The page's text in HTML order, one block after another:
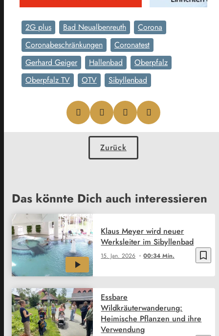
2G plus Bad Neualbenreuth
Corona
Coronabeschränkungen
Coronatest
Gerhard Geiger
Hallenbad
Oberpfalz
Oberpfalz TV
OTV Sibyllenbad
Zurück
Das könnte Dich auch interessieren
bookmark_border
15. Jan. 2026 00:34 Min.
Klaus Meyer wird neuer
Werksleiter im Sibyllenbad
Essbare
Wildkräuterwanderung:
Heimische Pflanzen und ihre
Verwendung